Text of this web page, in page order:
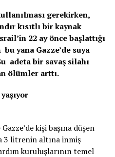
gerekirken,
kısıtlı bir kaynak
22 ay önce başlattığı
yana Gazze’de suya
adeta bir savaş silahı
ölümler arttı.
kişi başına düşen
3 litrenin altına inmiş
kuruluşlarının temel